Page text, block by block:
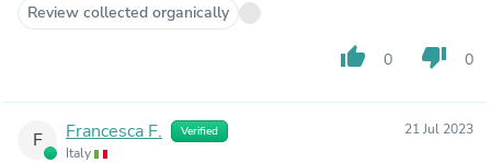
Review collected organically
thumb_up 0 thumb_down 0
F Francesca F. Verified
Italy
21 Jul 2023